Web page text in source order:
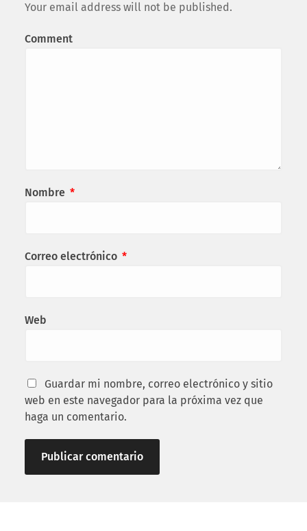
Your email address will not be published.
Comment
Nombre *
Correo electrónico *
Web
Guardar mi nombre, correo electrónico y sitio
web en este navegador para la próxima vez que
haga un comentario.